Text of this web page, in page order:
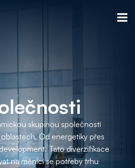
skupinou společností
Od energetiky přes
Tato diverzifikace
na měnící se potřeby trhu